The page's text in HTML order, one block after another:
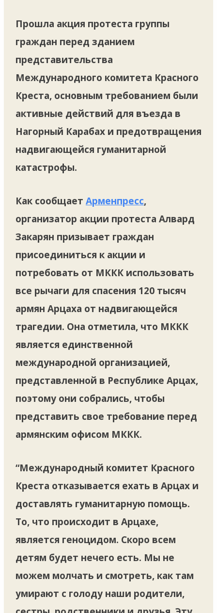
Прошла акция протеста группы
граждан перед зданием
представительства
Международного комитета Красного
Креста, основным требованием были
активные действий для въезда в
Нагорный Карабах и предотвращения
надвигающейся гуманитарной
катастрофы.
Как сообщает Арменпресс,
организатор акции протеста Алвард
Закарян призывает граждан
присоединиться к акции и
потребовать от МККК использовать
все рычаги для спасения 120 тысяч
армян Арцаха от надвигающейся
трагедии. Она отметила, что МККК
является единственной
международной организацией,
представленной в Республике Арцах,
поэтому они собрались, чтобы
представить свое требование перед
армянским офисом МККК.
“Международный комитет Красного
Креста отказывается ехать в Арцах и
доставлять гуманитарную помощь.
То, что происходит в Арцахе,
является геноцидом. Скоро всем
детям будет нечего есть. Мы не
можем молчать и смотреть, как там
умирают с голоду наши родители,